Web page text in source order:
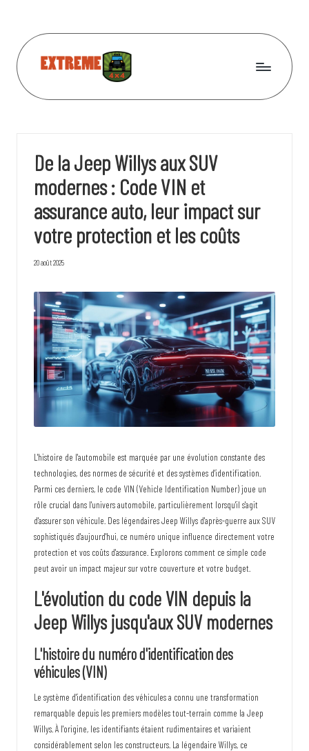
content
L
4
x
4
l
e
s
p
l
u
s
n
c
r
o
y
a
b
l
e
s
les
autres
De la Jeep Willys aux SUV
modernes : Code VIN et
assurance auto, leur impact sur
votre protection et les coûts
20 août 2025
L'histoire de l'automobile est marquée par une évolution constante des
technologies, des normes de sécurité et des systèmes d'identification.
Parmi ces derniers, le code VIN (Vehicle Identification Number) joue un
rôle crucial dans l'univers automobile, particulièrement lorsqu'il s'agit
d'assurer son véhicule. Des légendaires Jeep Willys d'après-guerre aux SUV
sophistiqués d'aujourd'hui, ce numéro unique influence directement votre
protection et vos coûts d'assurance. Explorons comment ce simple code
peut avoir un impact majeur sur votre couverture et votre budget.
L'évolution du code VIN depuis la
Jeep Willys jusqu'aux SUV modernes
L'histoire du numéro d'identification des
véhicules (VIN)
Le système d'identification des véhicules a connu une transformation
remarquable depuis les premiers modèles tout-terrain comme la Jeep
Willys. À l'origine, les identifiants étaient rudimentaires et variaient
considérablement selon les constructeurs. La légendaire Willys, ce